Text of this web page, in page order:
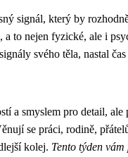
signál, který by
, a to nejen fyzické, ale i
svého těla, nastal
a smyslem pro detail,
se práci, rodině,
kolej. Tento týden